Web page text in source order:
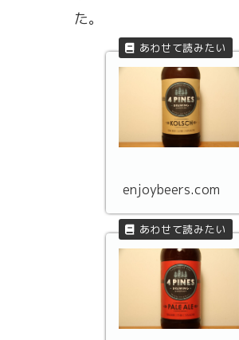
た。
enjoybeers.com